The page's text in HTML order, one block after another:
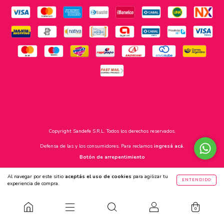
Al navegar por este sitio aceptás el uso de cookies para agilizar tu
experiencia de compra.
ENTENDIDO
0
Copyright Sandefe S.R.L. Todos los derechos reservados.
Defensa de las y los consumidores. Para reclamos ingresá acá.
Botón de arrepentimiento